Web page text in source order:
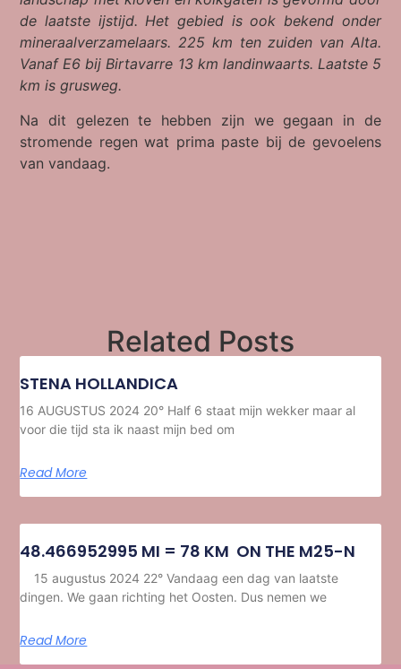
de laatste ijstijd. Het gebied is ook bekend onder
mineraalverzamelaars. 225 km ten zuiden van Alta.
Vanaf E6 bij Birtavarre 13 km landinwaarts. Laatste 5
km is grusweg.
Na dit gelezen te hebben zijn we gegaan in de
stromende regen wat prima paste bij de gevoelens
van vandaag.
Related Posts
STENA HOLLANDICA
16 AUGUSTUS 2024 20° Half 6 staat mijn wekker maar al
voor die tijd sta ik naast mijn bed om
Read More
48.466952995 MI = 78 KM ON THE M25-N
15 augustus 2024 22° Vandaag een dag van laatste
dingen. We gaan richting het Oosten. Dus nemen we
Read More